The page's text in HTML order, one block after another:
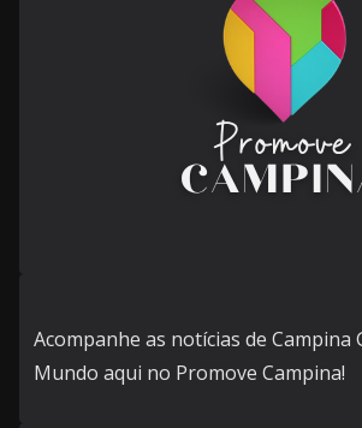
Acompanhe as notícias de Campina
Mundo aqui no Promove Campina!